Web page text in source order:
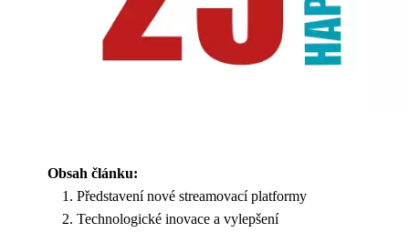
Obsah článku:
Představení nové streamovací platformy
Technologické inovace a vylepšení